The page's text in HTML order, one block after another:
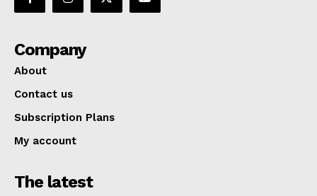
Company
About
Contact us
Subscription Plans
My account
The latest